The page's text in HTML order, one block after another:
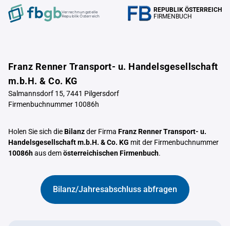
Verrechnungstelle
Republik Österreich
REPUBLIK ÖSTERREICH
FIRMENBUCH
Franz Renner Transport- u. Handelsgesellschaft
m.b.H. & Co. KG
Salmannsdorf 15, 7441 Pilgersdorf
Firmenbuchnummer 10086h
Holen Sie sich dieBilanzder Firma Franz Renner Transport- u.
Handelsgesellschaft m.b.H. & Co. KG mit der Firmenbuchnummer
10086haus demösterreichischen Firmenbuch.
Bilanz/Jahresabschluss abfragen